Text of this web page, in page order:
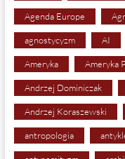
Agenda Europe
agnostycyzm AI
Ameryka Ameryka
Andrzej Dominiczak
Andrzej Koraszewski
antropologia